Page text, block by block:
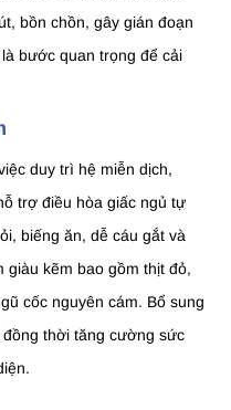
bồn chồn, gây gián đoạn
bước quan trọng để cải
duy trì hệ miễn dịch,
trợ điều hòa giấc ngủ tự
biếng ăn, dễ cáu gắt và
giàu kẽm bao gồm thịt đỏ,
cốc nguyên cám. Bổ sung
thời tăng cường sức